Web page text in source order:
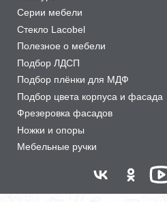
Серии мебели
Стекло Lacobel
Полезное о мебели
Подбор ЛДСП
Подбор плёнки для МДФ
Подбор цвета корпуса и фасада
Фрезеровка фасадов
Ножки и опоры
Мебельные ручки